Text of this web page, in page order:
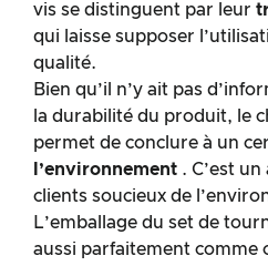
vis se distinguent par leur
qui laisse supposer
qualité.
Bien qu’il n’y ait pas
la durabilité du produit, le
permet de conclure à un
l’environnement . C’est
clients soucieux de
L’emballage du set de
aussi parfaitement comme